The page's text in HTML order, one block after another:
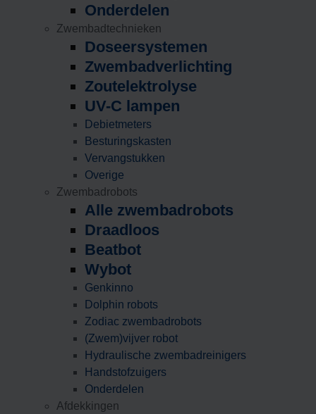
Onderdelen
Zwembadtechnieken
Doseersystemen
Zwembadverlichting
Zoutelektrolyse
UV-C lampen
Debietmeters
Besturingskasten
Vervangstukken
Overige
Zwembadrobots
Alle zwembadrobots
Draadloos
Beatbot
Wybot
Genkinno
Dolphin robots
Zodiac zwembadrobots
(Zwem)vijver robot
Hydraulische zwembadreinigers
Handstofzuigers
Onderdelen
Afdekkingen